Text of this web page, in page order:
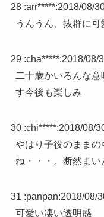
28 :arr*****:2018/08/
うんうん、抜群に可
29 :cha*****:2018/08/
二十歳かいろんな
す今後も楽しみ
30 :chi*****:2018/08/
やはり子役のまま
ね・・・。断然まい
31 :panpan:2018/08/
可愛い凄い透明感